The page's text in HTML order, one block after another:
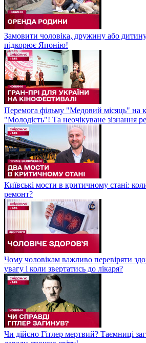
Замовити чоловіка, дружину або
підкорює Японію!
Перемога фільму "Медовий місяць" на
"Молодість"! Та неочікуване зізнання
Київські мости в критичному стані:
ремонт?
Чому чоловікам важливо перевіряти
увагу і коли звертатись до лікаря?
Чи дійсно Гітлер мертвий? Таємниці